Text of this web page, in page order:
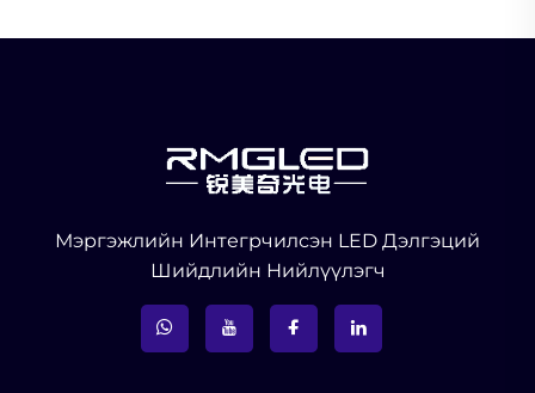
Мэргэжлийн Интегрчилсэн LED Дэлгэций
Шийдлийн Нийлүүлэгч